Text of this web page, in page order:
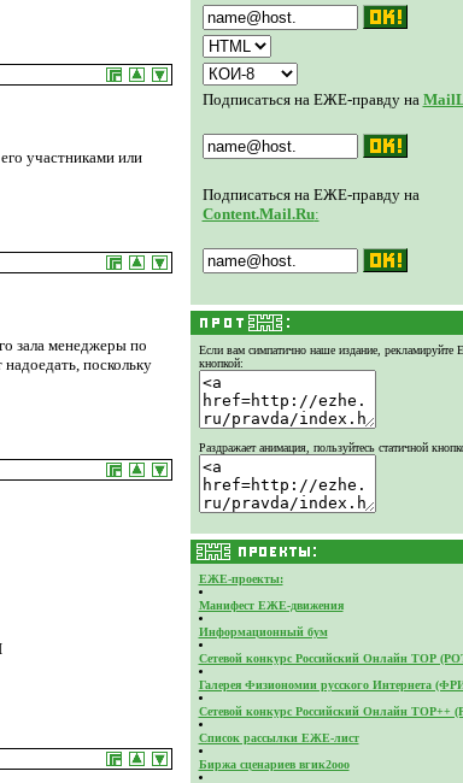
участниками или
зала менеджеры по
поскольку
Подписаться на ЕЖЕ-правду на
Подписаться на ЕЖЕ-правду на
Content.Mail.Ru:
Если вам симпатично наше издание, рекламируйте
кнопкой:
Раздражает анимация, пользуйтесь статичной
ЕЖЕ-проекты:
Манифест ЕЖЕ-движения
Информационный бум
Сетевой конкурс Российский Онлайн ТОР
Галерея Физиономии русского Интернета
Сетевой конкурс Российский Онлайн ТОР++
Список рассылки ЕЖЕ-лист
Биржа сценариев вгик2ооо